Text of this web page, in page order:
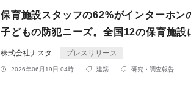
保育施設スタッフの62%がインターホン
子どもの防犯ニーズ。全国12の保育施設
株式会社ナスタ プレスリリース
2026年06月19日 04時 建築 研究・調査報告